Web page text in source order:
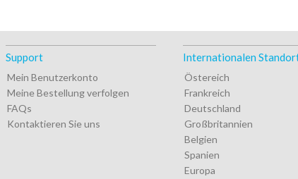
Support
Mein Benutzerkonto
Meine Bestellung verfolgen
FAQs
Kontaktieren Sie uns
Internationalen
Östereich
Frankreich
Deutschland
Großbritannien
Belgien
Spanien
Europa